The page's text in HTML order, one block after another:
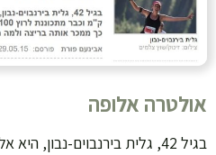
אולטרה אלופה
בגיל 42, גלית בירנבוים-נבון,